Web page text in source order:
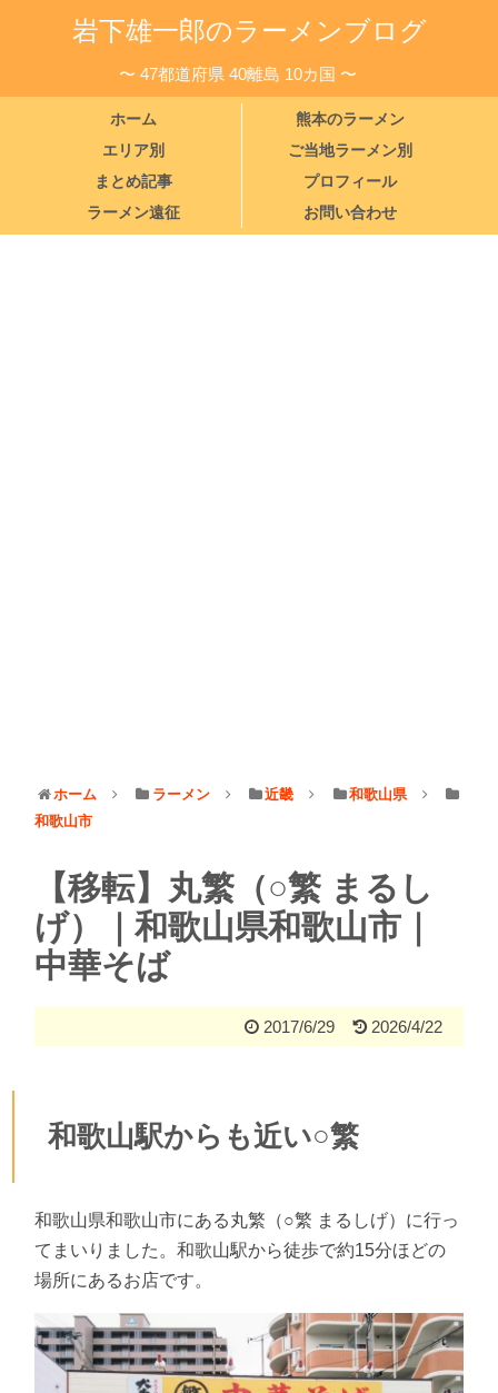
岩下雄一郎のラーメンブログ
〜 47都道府県 40離島 10カ国 〜
ホーム
熊本のラーメン
エリア別
ご当地ラーメン別
まとめ記事
プロフィール
ラーメン遠征
お問い合わせ
ホーム ラーメン 近畿
和歌山県
和歌山市
【移転】丸繁（○繁 まるし
げ）｜和歌山県和歌山市｜
中華そば
2017/6/29 2026/4/22
和歌山駅からも近い○繁
和歌山県和歌山市にある丸繁（○繁 まるしげ）に行っ
てまいりました。和歌山駅から徒歩で約15分ほどの
場所にあるお店です。